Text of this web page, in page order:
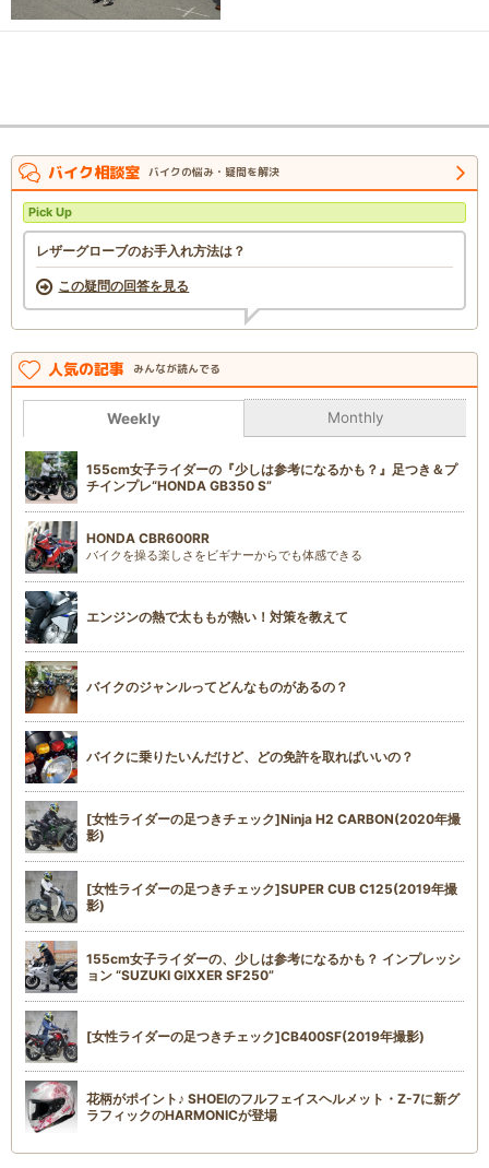
バイク相談室 バイクの悩み・疑問を解決
Pick Up
レザーグローブのお手入れ方法は？
この疑問の回答を見る
人気の記事 みんなが読んでる
Weekly Monthly
155cm女子ライダーの『少しは参考になるかも？』足つき＆プ
チインプレ“HONDA GB350 S”
HONDA CBR600RR
バイクを操る楽しさをビギナーからでも体感できる
エンジンの熱で太ももが熱い！対策を教えて
バイクのジャンルってどんなものがあるの？
バイクに乗りたいんだけど、どの免許を取ればいいの？
[女性ライダーの足つきチェック]Ninja H2 CARBON(2020年撮
影)
[女性ライダーの足つきチェック]SUPER CUB C125(2019年撮
影)
155cm女子ライダーの、少しは参考になるかも？ インプレッシ
ョン “SUZUKI GIXXER SF250”
[女性ライダーの足つきチェック]CB400SF(2019年撮影)
花柄がポイント♪ SHOEIのフルフェイスヘルメット・Z-7に新グ
ラフィックのHARMONICが登場